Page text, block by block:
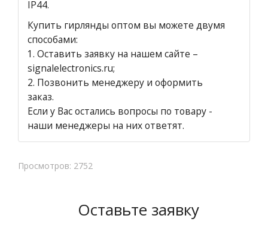
IP44.
Купить гирлянды оптом вы можете двумя
способами:
1. Оставить заявку на нашем сайте –
signalelectronics.ru;
2. Позвонить менеджеру и оформить
заказ.
Если у Вас остались вопросы по товару -
наши менеджеры на них ответят.
Просмотров: 2752
Оставьте заявку